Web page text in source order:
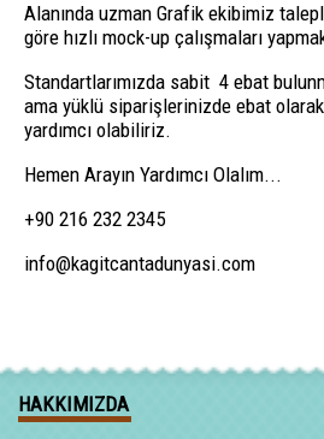
Alanında uzman Grafik ekibimiz
göre hızlı mock-up çalışmaları
Standartlarımızda sabit 4 ebat
ama yüklü siparişlerinizde ebat olarak
yardımcı olabiliriz.
Hemen Arayın Yardımcı Olalım...
+90 216 232 2345
info@kagitcantadunyasi.com
HAKKIMIZDA